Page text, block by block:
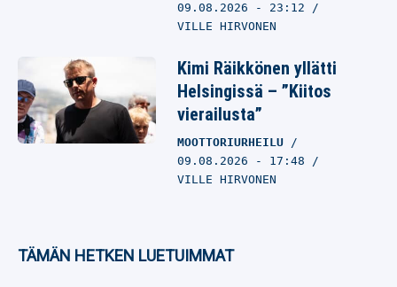
09.08.2026 - 23:12
VILLE HIRVONEN
Kimi Räikkönen yllätti
Helsingissä – ”Kiitos
vierailusta”
MOOTTORIURHEILU
09.08.2026 - 17:48
VILLE HIRVONEN
TÄMÄN HETKEN LUETUIMMAT